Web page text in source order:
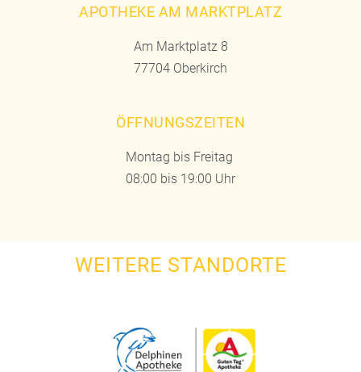
APOTHEKE AM MARKTPLATZ
Am Marktplatz 8
77704 Oberkirch
ÖFFNUNGSZEITEN
Montag bis Freitag
08:00 bis 19:00 Uhr
WEITERE STANDORTE